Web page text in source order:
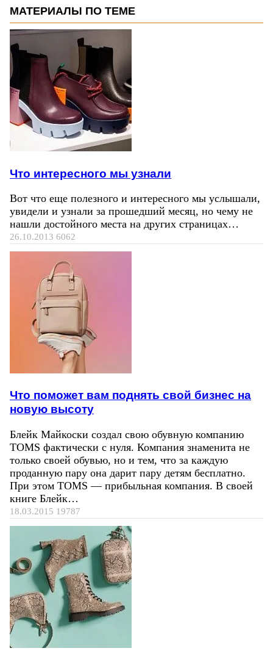
МАТЕРИАЛЫ ПО ТЕМЕ
Что интересного мы узнали
Вот что еще полезного и интересного мы услышали,
увидели и узнали за прошедший месяц, но чему не
нашли достойного места на других страницах…
26.10.2013 6062
Что поможет вам поднять свой бизнес на
новую высоту
Блейк Майкоски создал свою обувную компанию
TOMS фактически с нуля. Компания знаменита не
только своей обувью, но и тем, что за каждую
проданную пару она дарит пару детям бесплатно.
При этом TOMS — прибыльная компания. В своей
книге Блейк…
18.03.2015 19787